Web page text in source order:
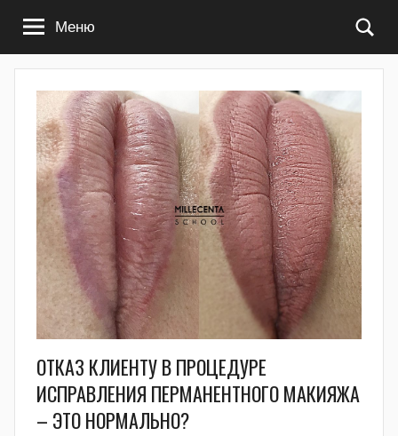
Меню
ОТКАЗ КЛИЕНТУ В ПРОЦЕДУРЕ
ИСПРАВЛЕНИЯ ПЕРМАНЕНТНОГО МАКИЯЖА
– ЭТО НОРМАЛЬНО?